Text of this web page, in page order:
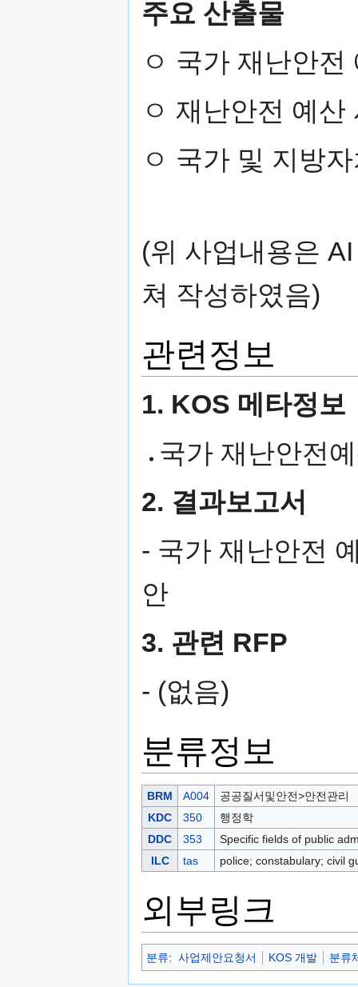
주요 산출물
ㅇ 국가 재난안
ㅇ 재난안전 예
ㅇ 국가 및 지방
(위 사업내용은
쳐 작성하였음)
관련정보
1. KOS 메타정보
국가 재난안전
2. 결과보고서
- 국가 재난안전
안
3. 관련 RFP
- (없음)
분류정보
BRM A004
공공질서및안전>안전관리
KDC
350
행정학
DDC
353
Specific fields of public
ILC
tas police; constabulary; civil
외부링크
분류: 사업제안요청서 KOS 개발 분류